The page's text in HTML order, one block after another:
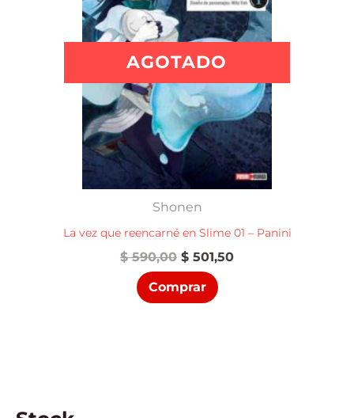
AGOTADO
Shonen
La vez que reencarné en Slime 01 – Panini
$590,00 El
precio
original
era:
$ 501,50El
Comprar